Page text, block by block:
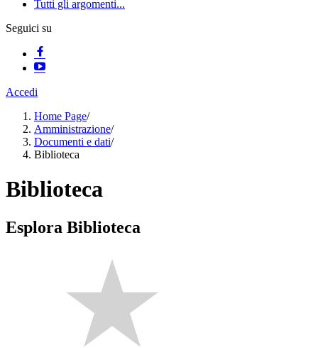
Tutti gli argomenti...
Seguici su
Accedi
Home Page/
Amministrazione/
Documenti e dati/
Biblioteca
Biblioteca
Esplora Biblioteca